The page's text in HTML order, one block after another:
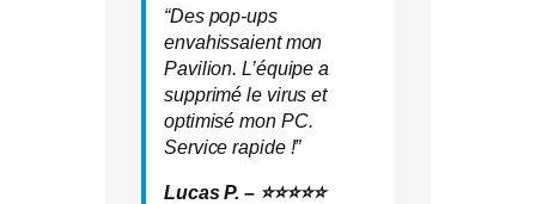
“Des pop-ups
envahissaient mon
Pavilion. L’équipe a
supprimé le virus et
optimisé mon PC.
Service rapide !”
Lucas P. – ⭐⭐⭐⭐⭐